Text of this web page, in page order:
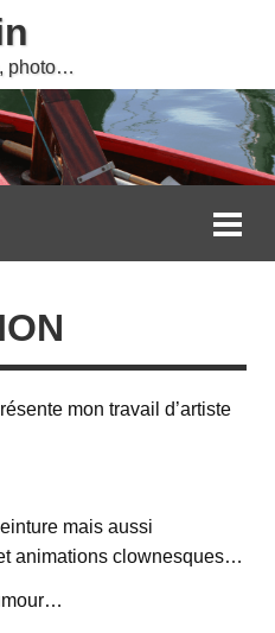
photo…
mon travail d’artiste
mais aussi
animations clownesques…